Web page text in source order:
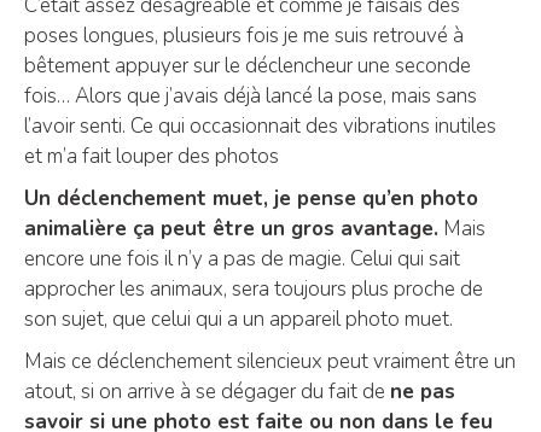
C’était assez désagréable et comme je faisais des
poses longues, plusieurs fois je me suis retrouvé à
bêtement appuyer sur le déclencheur une seconde
fois… Alors que j’avais déjà lancé la pose, mais sans
l’avoir senti. Ce qui occasionnait des vibrations inutiles
et m’a fait louper des photos
Un déclenchement muet, je pense qu’en photo
animalière ça peut être un gros avantage. Mais
encore une fois il n’y a pas de magie. Celui qui sait
approcher les animaux, sera toujours plus proche de
son sujet, que celui qui a un appareil photo muet.
Mais ce déclenchement silencieux peut vraiment être un
atout, si on arrive à se dégager du fait de ne pas
savoir si une photo est faite ou non dans le feu